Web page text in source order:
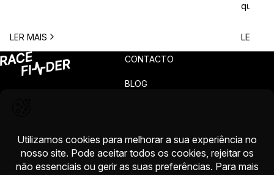
corredores: o que comer antes de uma corrida?
A […]
LER MAIS
quem
para
LER
CONTACTO
BLOG
RECLAMAÇÕES